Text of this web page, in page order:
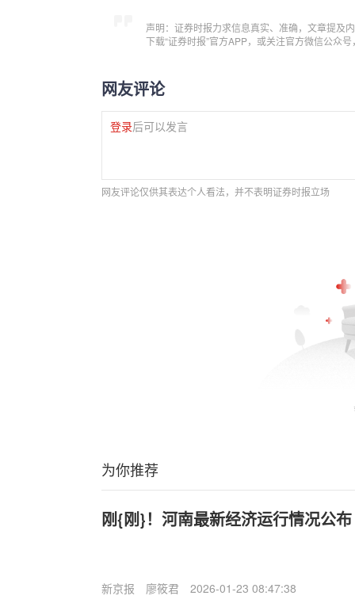
声明：证券时报力求信息真实、准确，文章提及
下载“证券时报”官方APP，或关注官方微信公众
网友评论
登录后可以发言
网友评论仅供其表达个人看法，并不表明证券时报立场
为你推荐
刚{刚}！河南最新经济运行情况公布
新京报 廖筱君 2026-01-23 08:47:38